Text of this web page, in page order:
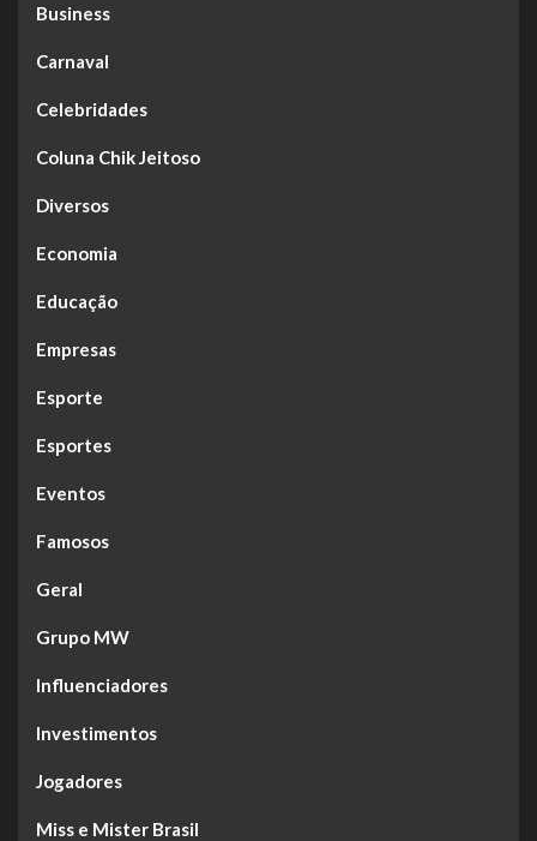
Business
Carnaval
Celebridades
Coluna Chik Jeitoso
Diversos
Economia
Educação
Empresas
Esporte
Esportes
Eventos
Famosos
Geral
Grupo MW
Influenciadores
Investimentos
Jogadores
Miss e Mister Brasil